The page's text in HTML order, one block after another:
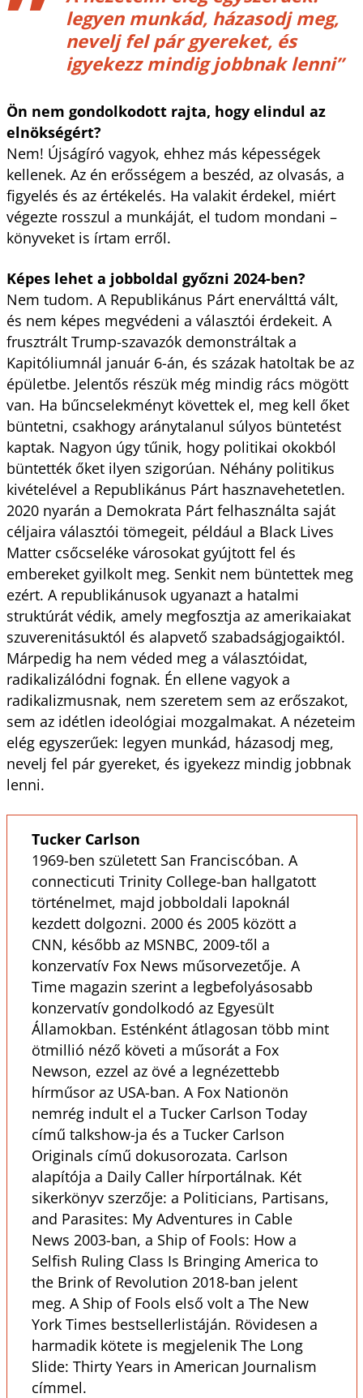
legyen munkád, házasodj meg,
nevelj fel pár gyereket, és
igyekezz mindig jobbnak lenni”
Ön nem gondolkodott rajta, hogy elindul az
elnökségért?
Nem! Újságíró vagyok, ehhez más képességek
kellenek. Az én erősségem a beszéd, az olvasás, a
figyelés és az értékelés. Ha valakit érdekel, miért
végezte rosszul a munkáját, el tudom mondani –
könyveket is írtam erről.
Képes lehet a jobboldal győzni 2024-ben?
Nem tudom. A Republikánus Párt enerválttá vált,
és nem képes megvédeni a választói érdekeit. A
frusztrált Trump-szavazók demonstráltak a
Kapitóliumnál január 6-án, és százak hatoltak be az
épületbe. Jelentős részük még mindig rács mögött
van. Ha bűncselekményt követtek el, meg kell őket
büntetni, csakhogy aránytalanul súlyos büntetést
kaptak. Nagyon úgy tűnik, hogy politikai okokból
büntették őket ilyen szigorúan. Néhány politikus
kivételével a Republikánus Párt hasznavehetetlen.
2020 nyarán a Demokrata Párt felhasználta saját
céljaira választói tömegeit, például a Black Lives
Matter csőcseléke városokat gyújtott fel és
embereket gyilkolt meg. Senkit nem büntettek meg
ezért. A republikánusok ugyanazt a hatalmi
struktúrát védik, amely megfosztja az amerikaiakat
szuverenitásuktól és alapvető szabadságjogaiktól.
Márpedig ha nem véded meg a választóidat,
radikalizálódni fognak. Én ellene vagyok a
radikalizmusnak, nem szeretem sem az erőszakot,
sem az idétlen ideológiai mozgalmakat. A nézeteim
elég egyszerűek: legyen munkád, házasodj meg,
nevelj fel pár gyereket, és igyekezz mindig jobbnak
lenni.
Tucker Carlson
1969-ben született San Franciscóban. A
connecticuti Trinity College-ban hallgatott
történelmet, majd jobboldali lapoknál
kezdett dolgozni. 2000 és 2005 között a
CNN, később az MSNBC, 2009-től a
konzervatív Fox News műsorvezetője. A
Time magazin szerint a legbefolyásosabb
konzervatív gondolkodó az Egyesült
Államokban. Esténként átlagosan több mint
ötmillió néző követi a műsorát a Fox
Newson, ezzel az övé a legnézettebb
hírműsor az USA-ban. A Fox Nationön
nemrég indult el a Tucker Carlson Today
című talkshow-ja és a Tucker Carlson
Originals című dokusorozata. Carlson
alapítója a Daily Caller hírportálnak. Két
sikerkönyv szerzője: a Politicians, Partisans,
and Parasites: My Adventures in Cable
News 2003-ban, a Ship of Fools: How a
Selfish Ruling Class Is Bringing America to
the Brink of Revolution 2018-ban jelent
meg. A Ship of Fools első volt a The New
York Times bestsellerlistáján. Rövidesen a
harmadik kötete is megjelenik The Long
Slide: Thirty Years in American Journalism
címmel.